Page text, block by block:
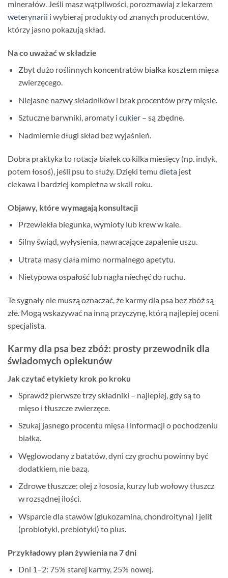
minerałów. Jeśli masz wątpliwości, porozmawiaj z lekarzem
weterynarii i wybieraj produkty od znanych producentów,
którzy jasno pokazują skład.
Na co uważać w składzie
Zbyt dużo roślinnych koncentratów białka kosztem mięsa
zwierzęcego.
Niejasne nazwy składników i brak procentów przy mięsie.
Sztuczne barwniki, aromaty i cukier– są zbędne.
Nadmiernie długi skład bez wyjaśnień.
Dobra praktyka to rotacja białek co kilka miesięcy (np. indyk,
potem łosoś), jeśli psu to służy. Dzięki temu dieta jest
ciekawa i bardziej kompletna w skali roku.
Objawy, które wymagają konsultacji
Przewlekła biegunka, wymioty lub krew w kale.
Silny świąd, wyłysienia, nawracające zapalenie uszu.
Utrata masy ciała mimo normalnego apetytu.
Nietypowa ospałość lub nagła niechęć do ruchu.
Te sygnały nie muszą oznaczać, że karmy dla psa bez zbóż są
złe. Mogą wskazywać na inną przyczynę, którą najlepiej oceni
specjalista.
Karmy dla psa bez zbóż: prosty przewodnik dla
świadomych opiekunów
Jak czytać etykiety krok po kroku
Sprawdź pierwsze trzy składniki – najlepiej, gdy są to
mięso i tłuszcze zwierzęce.
Szukaj jasnego procentu mięsa i informacji o pochodzeniu
białka.
Węglowodany z batatów, dyni czy grochu powinny być
dodatkiem, nie bazą.
Zdrowe tłuszcze: olej z łososia, kurzy lub wołowy tłuszcz
w rozsądnej ilości.
Wsparcie dla stawów (glukozamina, chondroityna) i jelit
(probiotyki, prebiotyki) to plus.
Przykładowy plan żywienia na 7 dni
Dni 1–2: 75% starej karmy, 25% nowej.